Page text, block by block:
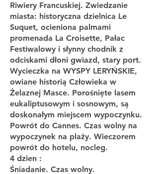
Riwiery Francuskiej. Zwiedzanie
miasta: historyczna dzielnica Le
Suquet, ocieniona palmami
promenada La Croisette, Pałac
Festiwalowy i słynny chodnik z
odciskami dłoni gwiazd, stary port.
Wycieczka na WYSPY LERYŃSKIE,
owiane historią Człowieka w
Żelaznej Masce. Porośnięte lasem
eukaliptusowym i sosnowym, są
doskonałym miejscem wypoczynku.
Powrót do Cannes. Czas wolny na
wypoczynek na plaży. Wieczorem
powrót do hotelu, nocleg.
4 dzien :
Śniadanie. Czas wolny.